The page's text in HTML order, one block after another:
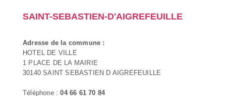
SAINT-SEBASTIEN-D'AIGREFEUILLE
Adresse de la commune :
HOTEL DE VILLE
1 PLACE DE LA MAIRIE
30140 SAINT SEBASTIEN D AIGREFEUILLE
Téléphone :04 66 61 70 84